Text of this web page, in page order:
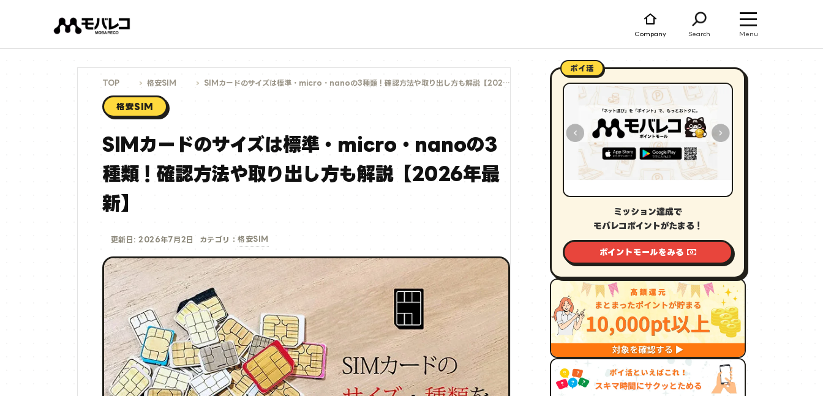
ス
Company Search Menu
TOP 格安SIM SIMカードのサイズは標準・micro・nanoの3種類！確認方法や取り出し方も解説【2026年最新】
格安SIM
SIMカードのサイズは標準・micro・nanoの3
種類！確認方法や取り出し方も解説【2026年最
新】
更新日: 2026年7月2日 カテゴリ：格安SIM
ポイ活
ミッション達成で
モバレコポイントがたまる！
ポイントモールをみる